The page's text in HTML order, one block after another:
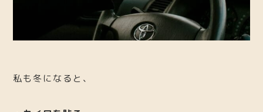
私も冬になると、